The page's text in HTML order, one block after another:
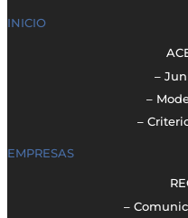
INICIO
–
–
–
EMPRESAS
–